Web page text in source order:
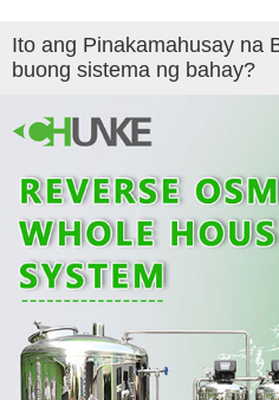
Ito ang Pinakamahusay na
buong sistema ng bahay?